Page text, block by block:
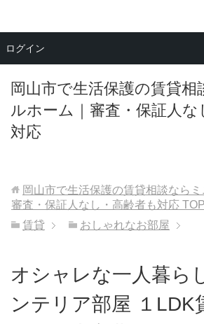
岡山市で生活保護の賃貸相
ルホーム｜審査・保証人な
対応
メニュー
岡山市で生活保護の賃貸相談ならミ
審査・保証人なし・高齢者も対応 TOP
賃貸
おしゃれなお部屋
オシャレな一人暮ら
ンテリア部屋 １LDK
ログイン